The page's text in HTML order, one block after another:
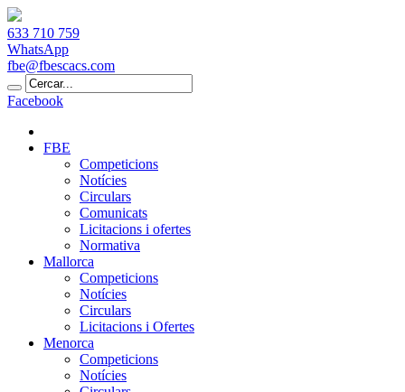
633 710 759
WhatsApp
fbe@fbescacs.com
Facebook
FBE
Competicions
Notícies
Circulars
Comunicats
Licitacions i ofertes
Normativa
Mallorca
Competicions
Notícies
Circulars
Licitacions i Ofertes
Menorca
Competicions
Notícies